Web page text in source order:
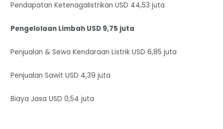
Pendapatan Ketenagalistrikan USD 44,53 juta
Pengelolaan Limbah USD 9,75 juta
Penjualan & Sewa Kendaraan Listrik USD 6,85 juta
Penjualan Sawit USD 4,39 juta
Biaya Jasa USD 0,54 juta